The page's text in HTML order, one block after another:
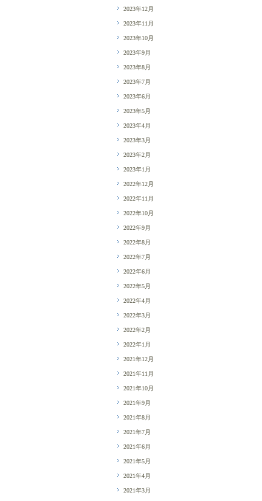
2023年12月
2023年11月
2023年10月
2023年9月
2023年8月
2023年7月
2023年6月
2023年5月
2023年4月
2023年3月
2023年2月
2023年1月
2022年12月
2022年11月
2022年10月
2022年9月
2022年8月
2022年7月
2022年6月
2022年5月
2022年4月
2022年3月
2022年2月
2022年1月
2021年12月
2021年11月
2021年10月
2021年9月
2021年8月
2021年7月
2021年6月
2021年5月
2021年4月
2021年3月